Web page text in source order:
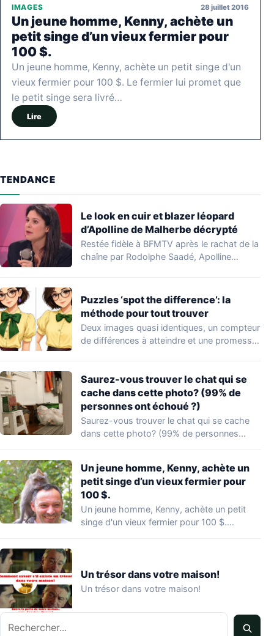
IMAGES 28 juillet 2016
Un jeune homme, Kenny, achète un
petit singe d’un vieux fermier pour
100 $.
Un jeune homme, Kenny, achète un petit singe d'un
vieux fermier pour 100 $. Le fermier lui promet que
le petit singe sera livré…
Lire
TENDANCE
Le look en cuir et blazer léopard
d’Apolline de Malherbe décrypté
Restée fidèle à BFMTV après le rachat de la
chaîne par Rodolphe Saadé, Apolline…
Puzzles ‘spot the difference’: la
méthode pour tout trouver
Deux images quasi identiques, un compteur
de différences à atteindre et une promesse
Saurez-vous trouver le chat qui se
cache dans cette photo? (99% de
personnes ont échoué ?)
Saurez-vous trouver le chat qui se cache
dans cette photo? (99% de personnes
Un jeune homme, Kenny, achète un
petit singe d’un vieux fermier pour
100 $.
Un jeune homme, Kenny, achète un petit
singe d'un vieux fermier pour 100 $.…
Un trésor dans votre maison!
Un trésor dans votre maison!